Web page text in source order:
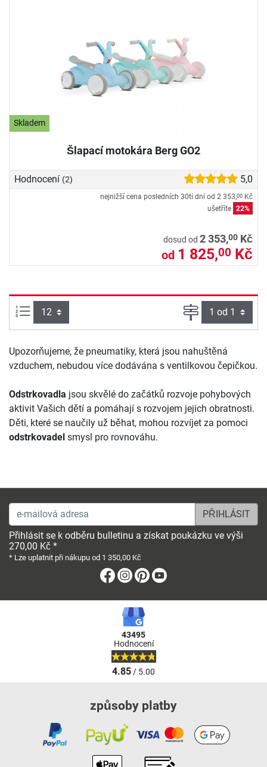
Skladem
Šlapací motokára Berg GO2
Hodnocení (2) 5,0
nejnižší cena posledních 30ti dní od 2 353,00 Kč
ušetříte 22%
dosud od 2 353,00 Kč
od 1 825,00 Kč
Počet výrobků na straně: Strana
Upozorňujeme, že pneumatiky, která jsou nahuštěná
vzduchem, nebudou více dodávána s ventilkovou čepičkou.
Odstrkovadla jsou skvělé do začátků rozvoje pohybových
aktivit Vašich dětí a pomáhají s rozvojem jejich obratnosti.
Děti, které se naučily už běhat, mohou rozvíjet za pomoci
odstrkovadel smysl pro rovnováhu.
e-mailová adresa
Přihlásit se k odběru bulletinu a získat poukázku ve výši
270,00 Kč *
* Lze uplatnit při nákupu od 1 350,00 Kč
Facebook
Instagram
Pinterest
43495
Hodnocení
4.85/ 5.00
způsoby platby